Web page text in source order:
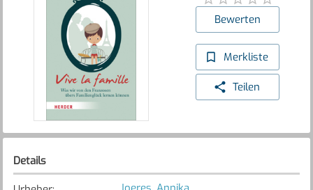
Bewerten
Merkliste
Teilen
Details